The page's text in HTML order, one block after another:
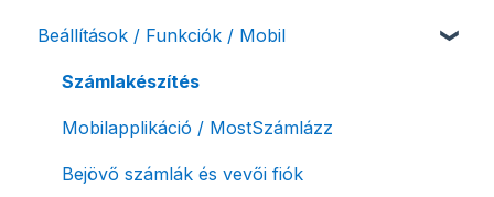
Adóhatósági ellenőrzés adatszolgáltatás
NAV pénztárgép feladás (PTGSZLAH)
Számlaverzum
Szolgáltatáscsomag kiválasztása
Szolgáltatáscsomag módosítása
Fiók / felhasználó törlése
Díjfizetés / díjtartozás / korlátozás
Beállítások / Funkciók / Mobil
Számlakészítés
Mobilapplikáció / MostSzámlázz
Bejövő számlák és vevői fiók